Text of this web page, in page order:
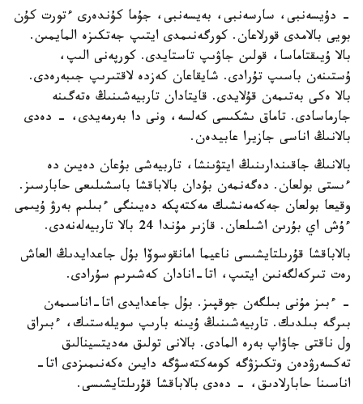
- دۇيسەنبى، سارسەنبى، بەيسەنبى، جۇما كۇندەرى ءتورت كۇن
بويى بالامدى قورلاعان. كورگەنىمدى ايتىپ جەتكىزە المايمىن.
بالا ۇيىقتاماسا، قولىن جاۋىپ تاستايدى. كورپەنى الىپ،
ۇستىنەن باسىپ تۇرادى. شايقاعان كەزدە لاقتىرىپ جىبەرەدى.
بالا ەكى بەتىمەن قۇلايدى. قايتادان تاربيەشىنىڭ ەتەگىنە
جارماسادى. تاماق ىشكىسى كەلسە، ونى دا بەرمەيدى، - دەدى
بالانىڭ اناسى جازيرا عابيدەن.
بالانىڭ جاقىندارىنىڭ ايتۋىنشا، تاربيەشى بۇعان دەيىن دە
ءىستى بولعان. دەگەنمەن بۇدان بالاباقشا باسشىلىعى حابارسىز.
وقيعا بولعان جەكەمەنشىك مەكتەپكە دەيىنگى ءبىلىم بەرۋ ۇيىمى
ءۇش اي بۇرىن اشىلعان. قازىر مۇندا 24 بالا تاربيەلەنەدى.
بالاباقشا قۇرىلتايشىسى ناعيما امانقوسوۆا بۇل جاعدايدىڭ العاش
رەت تىركەلگەنىن ايتىپ، اتا-انادان كەشىرىم سۇرادى.
- ءبىز مۇنى بىلگەن جوقپىز. بۇل جاعدايدى اتا-اناسىمەن
بىرگە بىلدىك. تاربيەشىنىڭ ۇيىنە بارىپ سويلەستىك، ءبىراق
ول ناقتى جاۋاپ بەرە المادى. بالانى تولىق مەديتسينالىق
تەكسەرۋدەن وتكىزۋگە كومەكتەسۋگە دايىن ەكەنىمىزدى اتا-
اناسىنا حابارلادىق، - دەدى بالاباقشا قۇرىلتايشىسى.